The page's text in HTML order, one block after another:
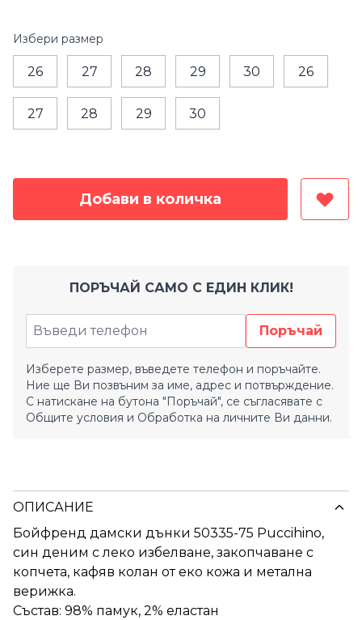
Избери размер
26 27 28 29 30 26
27 28 29 30
Добави в количка
ПОРЪЧАЙ САМО С ЕДИН КЛИК!
Поръчай
Изберете размер, въведете телефон и поръчайте.
Ние ще Ви позвъним за име, адрес и потвърждение.
С натискане на бутона "Поръчай", се съгласявате с
Общите условия и Обработка на личните Ви данни.
ОПИСАНИЕ
Бойфренд дамски дънки 50335-75 Puccihino,
син деним с леко избелване, закопчаване с
копчета, кафяв колан от еко кожа и метална
верижка.
Състав: 98% памук, 2% еластан